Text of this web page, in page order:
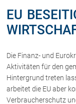
Gewerberecht,
Immobilienrecht,
Ferienimmobilien in
Familienrecht und
Prozessführung und
Schiedsgerichtsbarkeit
Skiunfälle in
EU
Die Finanz- und
Aktivitäten für den
Hintergrund treten
arbeitet die EU aber
Verbraucherschutz